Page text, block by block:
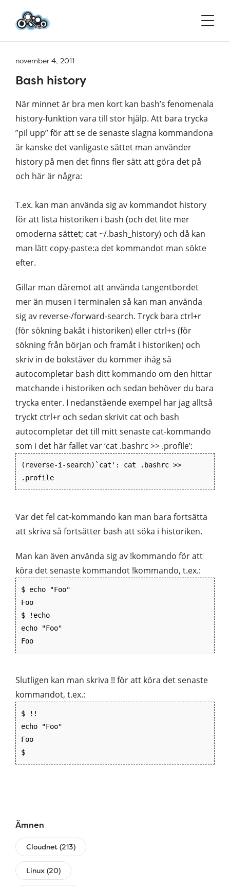
november 4, 2011
Bash history
När minnet är bra men kort kan bash’s fenomenala
history-funktion vara till stor hjälp. Att bara trycka
”pil upp” för att se de senaste slagna kommandona
är kanske det vanligaste sättet man använder
history på men det finns fler sätt att göra det på
och här är några:
T.ex. kan man använda sig av kommandot history
för att lista historiken i bash (och det lite mer
omoderna sättet; cat ~/.bash_history) och då kan
man lätt copy-paste:a det kommandot man sökte
efter.
Gillar man däremot att använda tangentbordet
mer än musen i terminalen så kan man använda
sig av reverse-/forward-search. Tryck bara ctrl+r
(för sökning bakåt i historiken) eller ctrl+s (för
sökning från början och framåt i historiken) och
skriv in de bokstäver du kommer ihåg så
autocompletar bash ditt kommando om den hittar
matchande i historiken och sedan behöver du bara
trycka enter. I nedanstående exempel har jag alltså
tryckt ctrl+r och sedan skrivit cat och bash
autocompletar det till mitt senaste cat-kommando
som i det här fallet var ‘cat .bashrc >> .profile’:
(reverse-i-search)`cat': cat .bashrc >>
.profile
Var det fel cat-kommando kan man bara fortsätta
att skriva så fortsätter bash att söka i historiken.
Man kan även använda sig av !kommando för att
köra det senaste kommandot !kommando, t.ex.:
$ echo "Foo"
Foo
$ !echo
echo "Foo"
Foo
Slutligen kan man skriva !! för att köra det senaste
kommandot, t.ex.:
$ !!
echo "Foo"
Foo
$
Ämnen
Cloudnet (213)
Linux (20)